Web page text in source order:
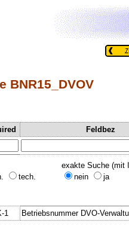
BNR15_DVOV
Feldbez
tech.
exakte Suche (mit
nein
ja
1 Betriebsnummer DVO-